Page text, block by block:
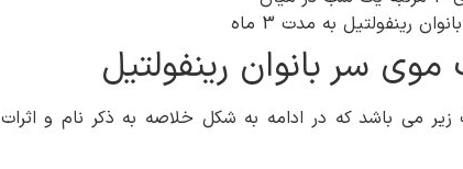
رینفولتیل به مدت 3 ماه
سر بانوان رینفولتیل
زیر می باشد که در ادامه به شکل خلاصه به ذکر نام و